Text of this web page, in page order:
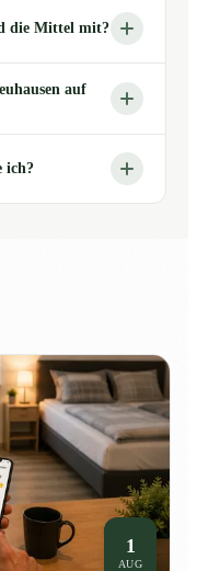
die Mittel mit?
auf
ich?
1
AUG